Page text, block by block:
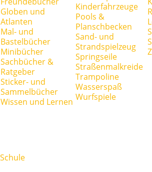
Globen und
Atlanten
Mal- und
Bastelbücher
Minibücher
Sachbücher &
Ratgeber
Sticker- und
Sammelbücher
Wissen und Lernen
Kinderfahrzeuge
Pools &
Planschbecken
Sand- und
Strandspielzeug
Springseile
Straßenmalkreide
Trampoline
Wasserspaß
Wurfspiele
Schule